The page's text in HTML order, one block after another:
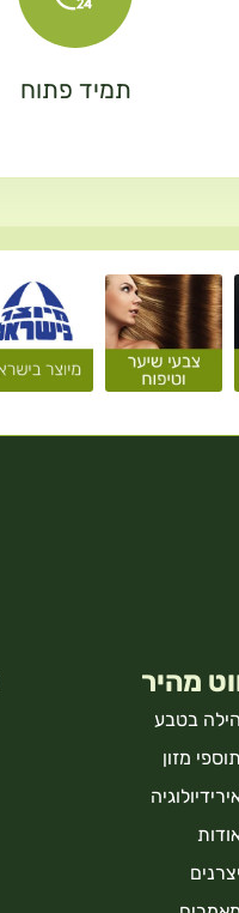
תמיד פתוח
מהיר
הילה בטבע
תוספי מזון
יצרנים